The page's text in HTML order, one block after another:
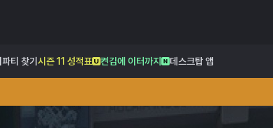
파티 찾기 시즌 11 성적표 켠김에 이터까지 데스크탑 앱